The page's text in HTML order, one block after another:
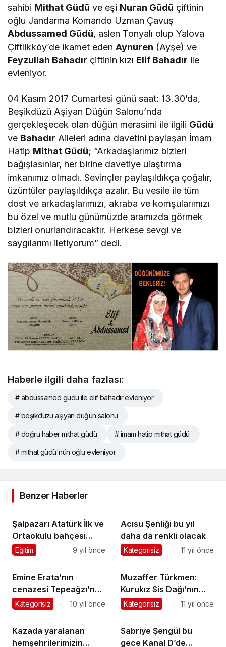
sahibi Mithat Güdü ve eşi Nuran Güdü çiftinin
oğlu Jandarma Komando Uzman Çavuş
Abdussamed Güdü, aslen Tonyalı olup Yalova
Çiftlikköy’de ikamet edenAynuren (Ayşe) ve
Feyzullah Bahadır çiftinin kızı Elif Bahadır ile
evleniyor.
04 Kasım 2017 Cumartesi günü saat: 13.30’da,
Beşikdüzü Aşiyan Düğün Salonu’nda
gerçekleşecek olan düğün merasimi ile ilgili Güdü
ve Bahadır Aileleri adına davetini paylaşan İmam
Hatip Mithat Güdü; “Arkadaşlarımız bizleri
bağışlasınlar, her birine davetiye ulaştırma
imkanımız olmadı. Sevinçler paylaşıldıkça çoğalır,
üzüntüler paylaşıldıkça azalır. Bu vesile ile tüm
dost ve arkadaşlarımızı, akraba ve komşularımızı
bu özel ve mutlu günümüzde aramızda görmek
bizleri onurlandıracaktır. Herkese sevgi ve
saygılarımı iletiyorum” dedi.
Haberle ilgili daha fazlası:
# abdussamed güdü ile elif bahadır evleniyor
# beşikdüzü aşiyan düğün salonu
# doğru haber mithat güdü # imam hatip mithat güdü
# mithat güdü'nün oğlu evleniyor
Benzer Haberler
Şalpazarı Atatürk İlk ve
Ortaokulu bahçesi
şenliğe hazır
Eğitim 9 yıl önce
Acısu Şenliği bu yıl
daha da renkli olacak
Kategorisiz 11 yıl önce
Emine Erata’nın
cenazesi Tepeağzı’nda
toprağa verildi
Kategorisiz 10 yıl önce
Muzaffer Türkmen:
Kurukız Sis Dağı’nın
arkasına sığınmasın
Kategorisiz 11 yıl önce
Kazada yaralanan
hemşehrilerimizin
Sabriye Şengül bu
gece Kanal D’de